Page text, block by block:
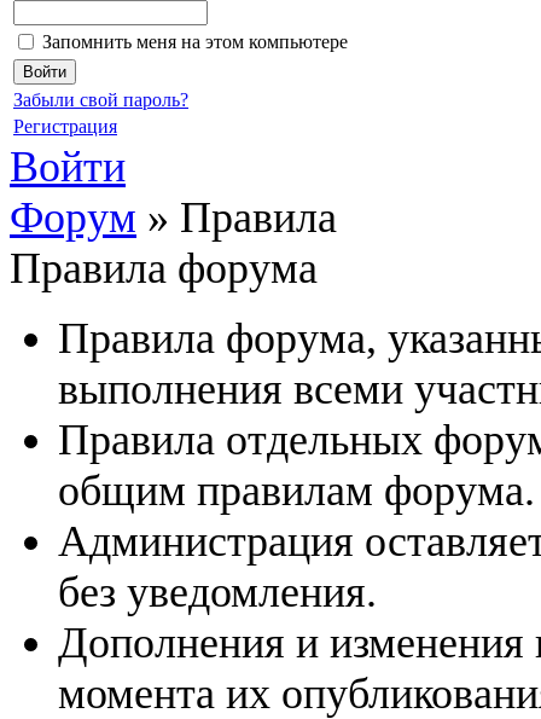
Запомнить меня на этом компьютере
Забыли свой пароль?
Регистрация
Войти
Форум » Правила
Правила форума
Правила форума,
выполнения всеми
Правила отдельных
общим правилам форума.
Администрация
без уведомления.
Дополнения и изменения
момента их